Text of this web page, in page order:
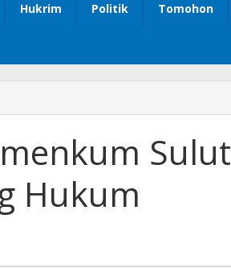
Hukrim Politik Tomohon
Sulut
Hukum